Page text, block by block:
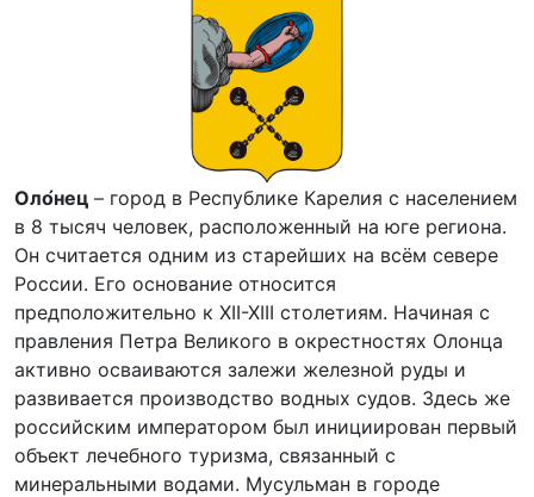
Оло́нец – город в Республике Карелия с населением
в 8 тысяч человек, расположенный на юге региона.
Он считается одним из старейших на всём севере
России. Его основание относится
предположительно к XII-XIII столетиям. Начиная с
правления Петра Великого в окрестностях Олонца
активно осваиваются залежи железной руды и
развивается производство водных судов. Здесь же
российским императором был инициирован первый
объект лечебного туризма, связанный с
минеральными водами. Мусульман в городе